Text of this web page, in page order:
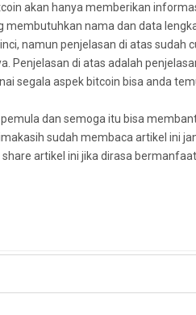
akan hanya memberikan
membutuhkan nama dan data
namun penjelasan di atas sudah
Penjelasan di atas adalah
segala aspek bitcoin bisa anda
dan semoga itu bisa
sudah membaca artikel ini
artikel ini jika dirasa bermanfaat.